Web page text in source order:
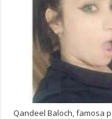
Qandeel Baloch, famosa